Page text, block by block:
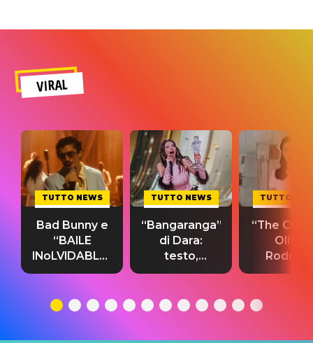
VIRAL
TUTTO NEWS
Bad Bunny e
“BAILE
INoLVIDABLE”:
testo,
significato
TUTTO NEWS
“Bangaranga”
di Dara:
testo,
traduzione e
del singolo
TUTTO
“The
Olivia
testo,